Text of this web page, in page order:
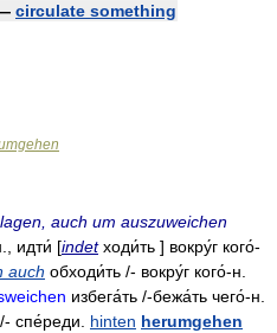
circulate something
auch um auszuweichen
идти́ [indet ходи́ть ] вокру́г кого́-
auch обходи́ть /- вокру́г кого́-н
избега́ть /-бежа́ть чего́-н
/- спе́реди hinten herumgehen